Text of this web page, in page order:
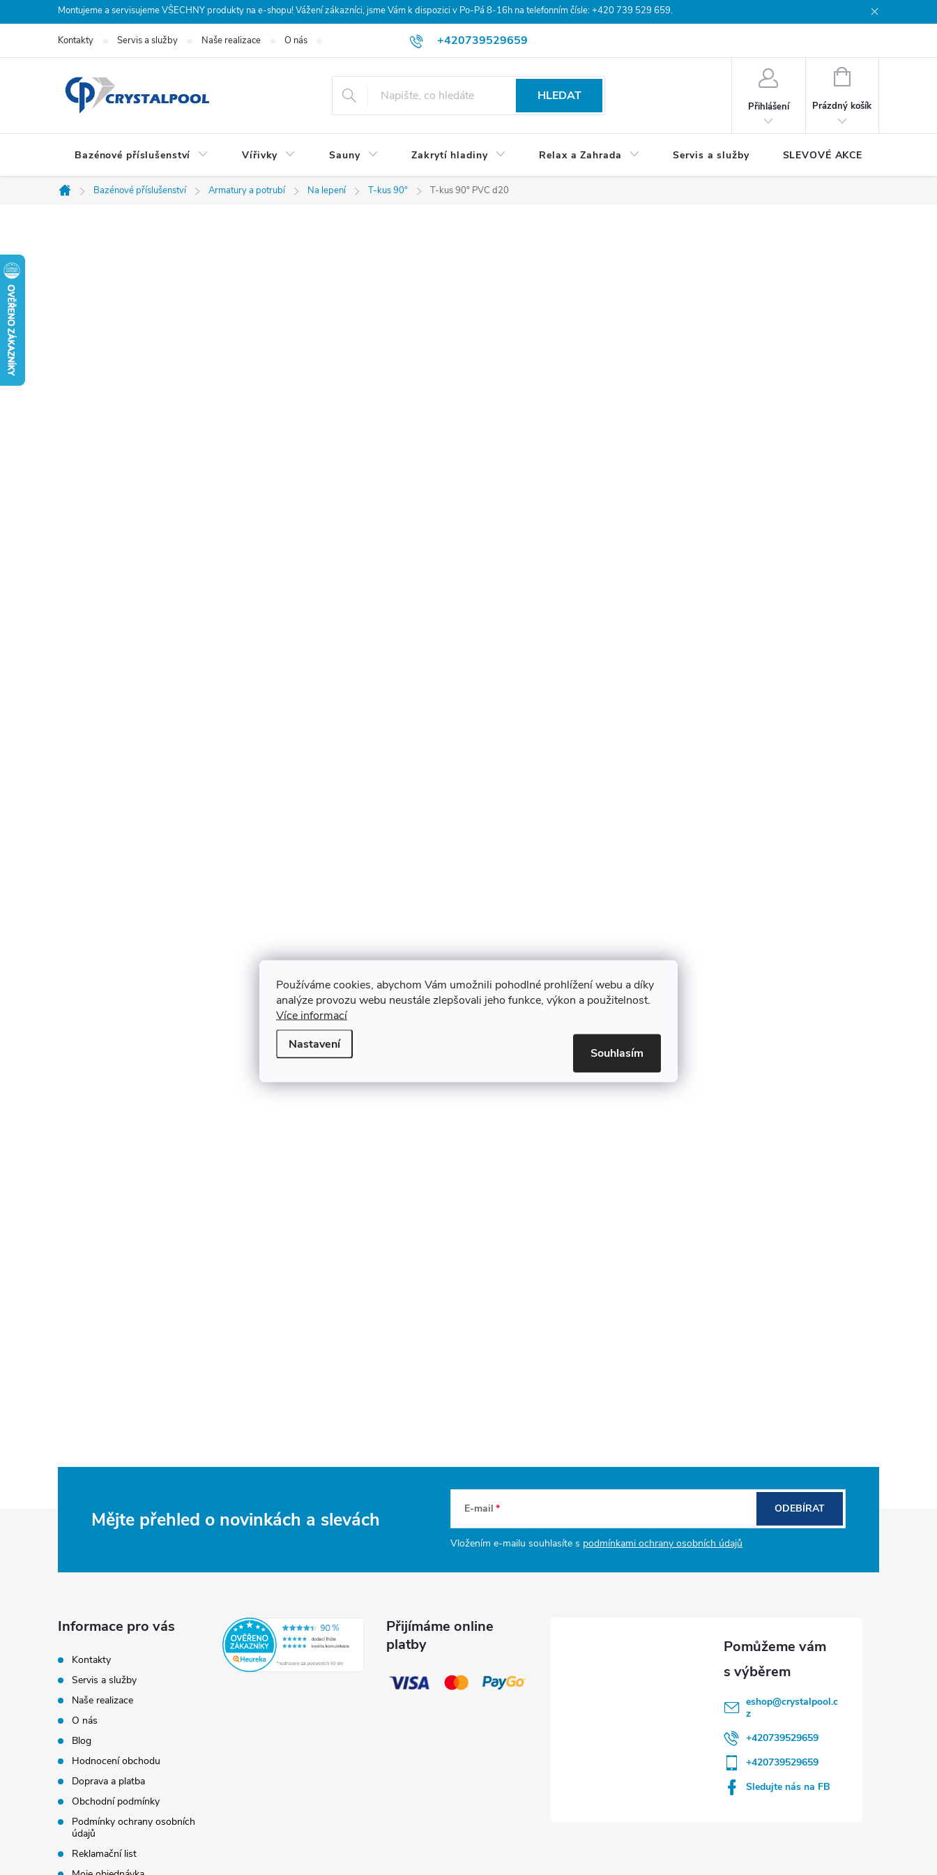
Používáme cookies, abychom Vám umožnili pohodlné prohlížení webu a díky
analýze provozu webu neustále zlepšovali jeho funkce, výkon a použitelnost.
Více informací
Nastavení
Souhlasím
na
Montujeme a servisujeme VŠECHNY produkty na e-shopu! Vážení zákazníci, jsme Vám k dispozici v Po-Pá 8-16h na telefonním čísle: +420 739 529 659.
+420739529659
Kontakty Servis a služby Naše realizace O nás Hodnocení obchodu Doprava a platba
HLEDAT
Přihlášení
NÁKUPNÍ
Prázdný košík
Bazénové příslušenství Vířivky Sauny Zakrytí hladiny Relax a Zahrada Servis a služby SLEVOVÉ AKCE
Domů
Bazénové příslušenství Armatury a potrubí Na lepení T-kus 90° T-kus 90° PVC d20
Mějte přehled o novinkách a slevách E-mail
Vložením e-mailu souhlasíte s podmínkami ochrany osobních údajů
ODEBÍRAT
Informace pro vás
Kontakty
Servis a služby
Naše realizace
O nás
Blog
Hodnocení obchodu
Doprava a platba
Obchodní podmínky
Podmínky ochrany osobních
údajů
Reklamační list
Přijímáme online
platby
eshop@crystalpool.c
z
+420739529659
+420739529659
Sledujte nás na FB